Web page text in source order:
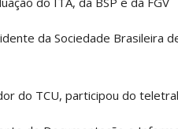
da Sociedade Brasileira
do TCU, participou do